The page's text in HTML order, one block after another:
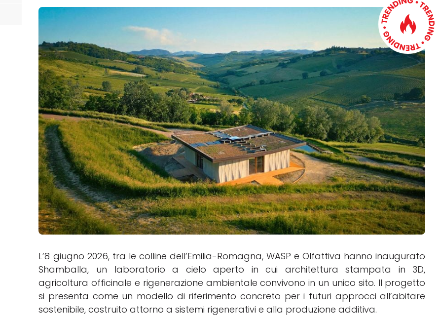
Software 3D
Video
L’8 giugno 2026, tra le colline dell’Emilia-Romagna, WASP e Olfattiva hanno inaugurato
Shamballa, un laboratorio a cielo aperto in cui architettura stampata in 3D,
agricoltura officinale e rigenerazione ambientale convivono in un unico sito. Il progetto
si presenta come un modello di riferimento concreto per i futuri approcci all’abitare
sostenibile, costruito attorno a sistemi rigenerativi e alla produzione additiva.